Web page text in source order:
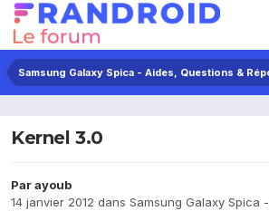
Samsung Galaxy Spica - Aides, Questions &
Kernel 3.0
Parayoub
14 janvier 2012 dans Samsung Galaxy Spica